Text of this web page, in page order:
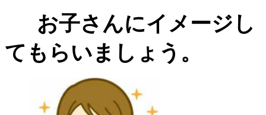
お子さんにイメージし
て もらいましょう。